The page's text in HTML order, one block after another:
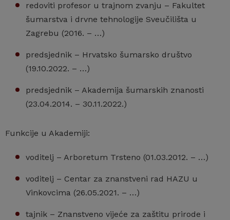
redoviti profesor u trajnom zvanju – Fakultet
šumarstva i drvne tehnologije Sveučilišta u
Zagrebu (2016. – …)
predsjednik – Hrvatsko šumarsko društvo
(19.10.2022. – …)
predsjednik – Akademija šumarskih znanosti
(23.04.2014. – 30.11.2022.)
Funkcije u Akademiji:
voditelj – Arboretum Trsteno (01.03.2012. – …)
voditelj – Centar za znanstveni rad HAZU u
Vinkovcima (26.05.2021. – …)
tajnik – Znanstveno vijeće za zaštitu prirode i